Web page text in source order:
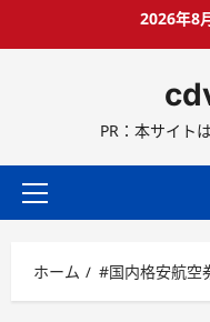
ス
ッ
2026年8
PR：本サイト
メ
メ
ニ
ホーム #国内格安航空